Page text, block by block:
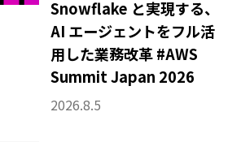
Snowflake と実現する、
AI エージェントをフル活
用した業務改革 #AWS
Summit Japan 2026
2026.8.5